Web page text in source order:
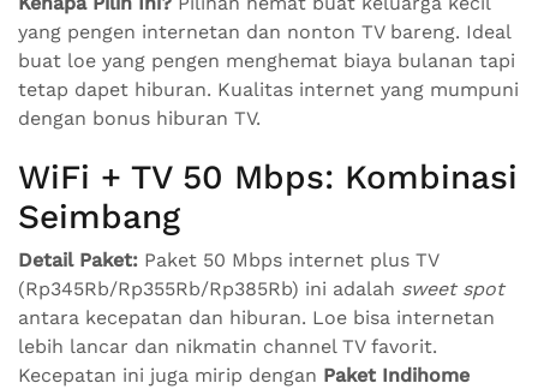
yang pengen internetan dan nonton TV bareng. Ideal
buat loe yang pengen menghemat biaya bulanan tapi
tetap dapet hiburan. Kualitas internet yang mumpuni
dengan bonus hiburan TV.
WiFi + TV 50 Mbps: Kombinasi
Seimbang
Detail Paket: Paket 50 Mbps internet plus TV
(Rp345Rb/Rp355Rb/Rp385Rb) ini adalah sweet spot
antara kecepatan dan hiburan. Loe bisa internetan
lebih lancar dan nikmatin channel TV favorit.
Kecepatan ini juga mirip dengan Paket Indihome